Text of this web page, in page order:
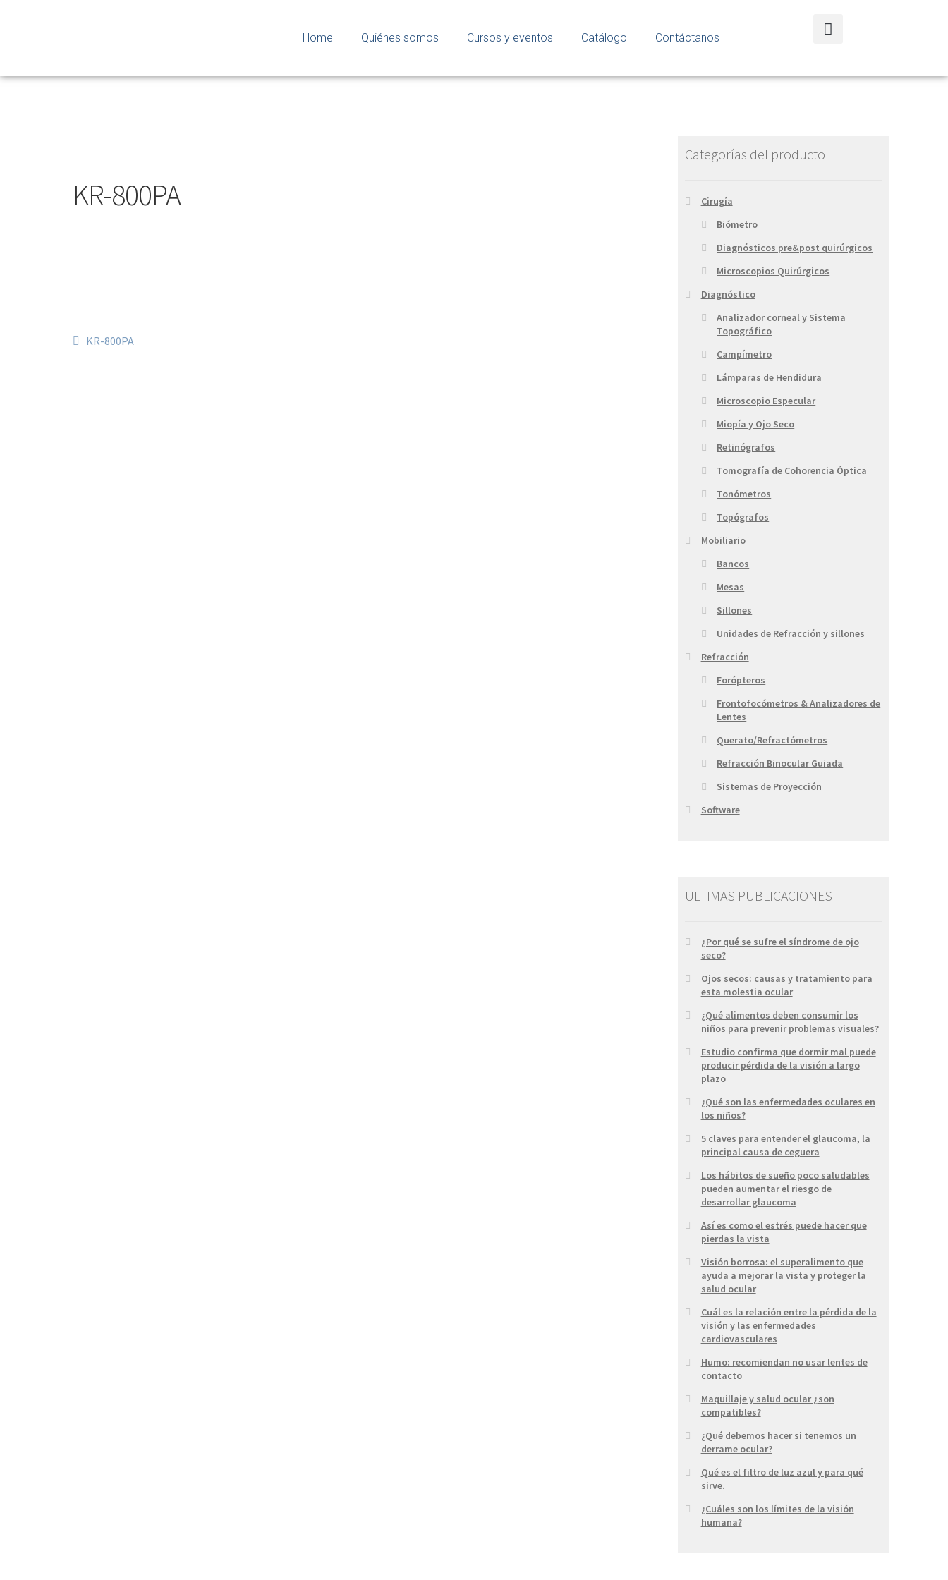
Home Quiénes somos Cursos y eventos Catálogo Contáctanos
KR-800PA
KR-800PA
Categorías del producto
Cirugía
Biómetro
Diagnósticos pre&post quirúrgicos
Microscopios Quirúrgicos
Diagnóstico
Analizador corneal y Sistema
Topográfico
Campímetro
Lámparas de Hendidura
Microscopio Especular
Miopía y Ojo Seco
Retinógrafos
Tomografía de Cohorencia Óptica
Tonómetros
Topógrafos
Mobiliario
Bancos
Mesas
Sillones
Unidades de Refracción y sillones
Refracción
Forópteros
Frontofocómetros & Analizadores de
Lentes
Querato/Refractómetros
Refracción Binocular Guiada
Sistemas de Proyección
Software
ULTIMAS PUBLICACIONES
¿Por qué se sufre el síndrome de ojo
seco?
Ojos secos: causas y tratamiento para
esta molestia ocular
¿Qué alimentos deben consumir los
niños para prevenir problemas visuales?
Estudio confirma que dormir mal puede
producir pérdida de la visión a largo
plazo
¿Qué son las enfermedades oculares en
los niños?
5 claves para entender el glaucoma, la
principal causa de ceguera
Los hábitos de sueño poco saludables
pueden aumentar el riesgo de
desarrollar glaucoma
Así es como el estrés puede hacer que
pierdas la vista
Visión borrosa: el superalimento que
ayuda a mejorar la vista y proteger la
salud ocular
Cuál es la relación entre la pérdida de la
visión y las enfermedades
cardiovasculares
Humo: recomiendan no usar lentes de
contacto
Maquillaje y salud ocular ¿son
compatibles?
¿Qué debemos hacer si tenemos un
derrame ocular?
Qué es el filtro de luz azul y para qué
sirve.
¿Cuáles son los límites de la visión
humana?